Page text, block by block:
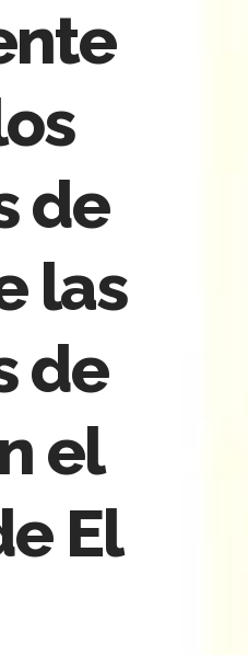
de
las
de
el
El